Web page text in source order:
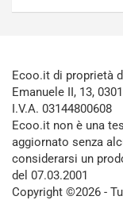
Ecoo.it di proprietà
Emanuele II, 13,
I.V.A. 03144800608
Ecoo.it non è una
aggiornato senza
considerarsi un
del 07.03.2001
Copyright ©2026 -